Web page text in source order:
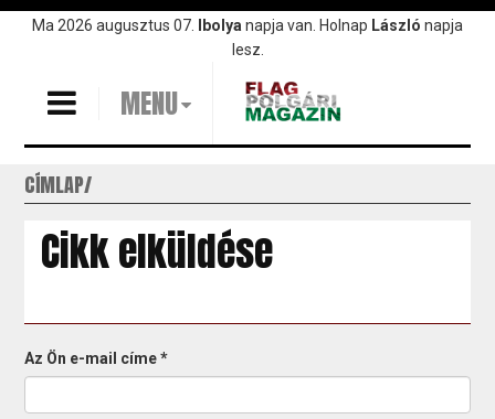
UgrásMa 2026 augusztus 07. Ibolya napja van. Holnap László napja
lesz.
MENU
CÍMLAP
Cikk elküldése
Az Ön e-mail címe*